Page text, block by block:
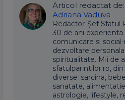
Articol redactat de:
Adriana Vaduva
Redactor-Șef Sfatul
30 de ani experienta
comunicare si
dezvoltare
spiritualitate. Mii de
sfatulparintilor.ro,
diverse: sarcina,
sanatate,
astrologie, lifestyle,